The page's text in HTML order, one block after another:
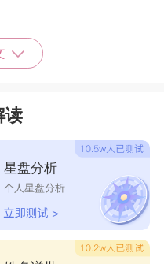
潇洒，含有清澈、纯
、内心善良;越为超越
民俗
的名字宜选用
合。其字如:申、绅、
读
星盘分析
个人星盘分析